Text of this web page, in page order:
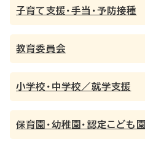
子育て支援・手当・予防接種
教育委員会
小学校・中学校／就学支援
保育園・幼稚園・認定こども園